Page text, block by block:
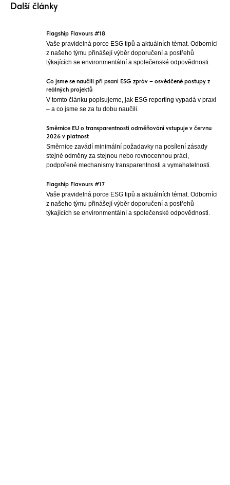
Další články
Flagship Flavours #18
Vaše pravidelná porce ESG tipů a aktuálních témat. Odborníci
z našeho týmu přinášejí výběr doporučení a postřehů
týkajících se environmentální a společenské odpovědnosti.
Co jsme se naučili při psaní ESG zpráv – osvědčené postupy z
reálných projektů
V tomto článku popisujeme, jak ESG reporting vypadá v praxi
– a co jsme se za tu dobu naučili.
Směrnice EU o transparentnosti odměňování vstupuje v červnu
2026 v platnost
Směrnice zavádí minimální požadavky na posílení zásady
stejné odměny za stejnou nebo rovnocennou práci,
podpořené mechanismy transparentnosti a vymahatelnosti.
Flagship Flavours #17
Vaše pravidelná porce ESG tipů a aktuálních témat. Odborníci
z našeho týmu přinášejí výběr doporučení a postřehů
týkajících se environmentální a společenské odpovědnosti.